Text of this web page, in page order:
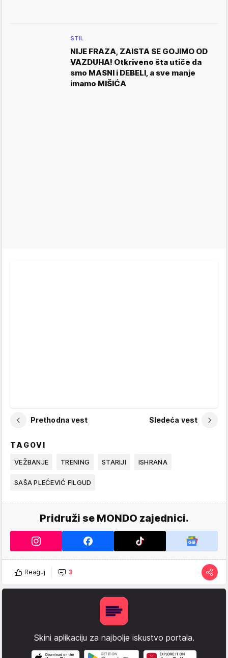
STIL
NIJE FRAZA, ZAISTA SE GOJIMO OD
VAZDUHA! Otkriveno šta utiče da
smo MASNI i DEBELI, a sve manje
imamo MIŠIĆA
Prethodna vest Sledeća vest
TAGOVI
VEŽBANJE TRENING STARIJI ISHRANA
SAŠA PLEĆEVIĆ FILGUD
Pridruži se MONDO zajednici.
Reaguj 3
Skini aplikaciju za najbolje iskustvo portala.